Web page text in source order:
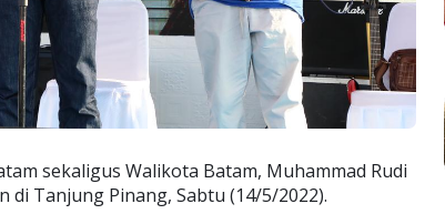
sekaligus Walikota Batam, Muhammad Rudi
Tanjung Pinang, Sabtu (14/5/2022).